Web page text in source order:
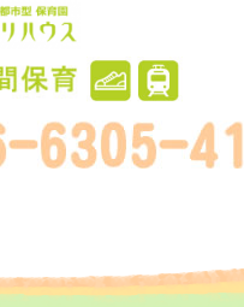
ユーカリハウス